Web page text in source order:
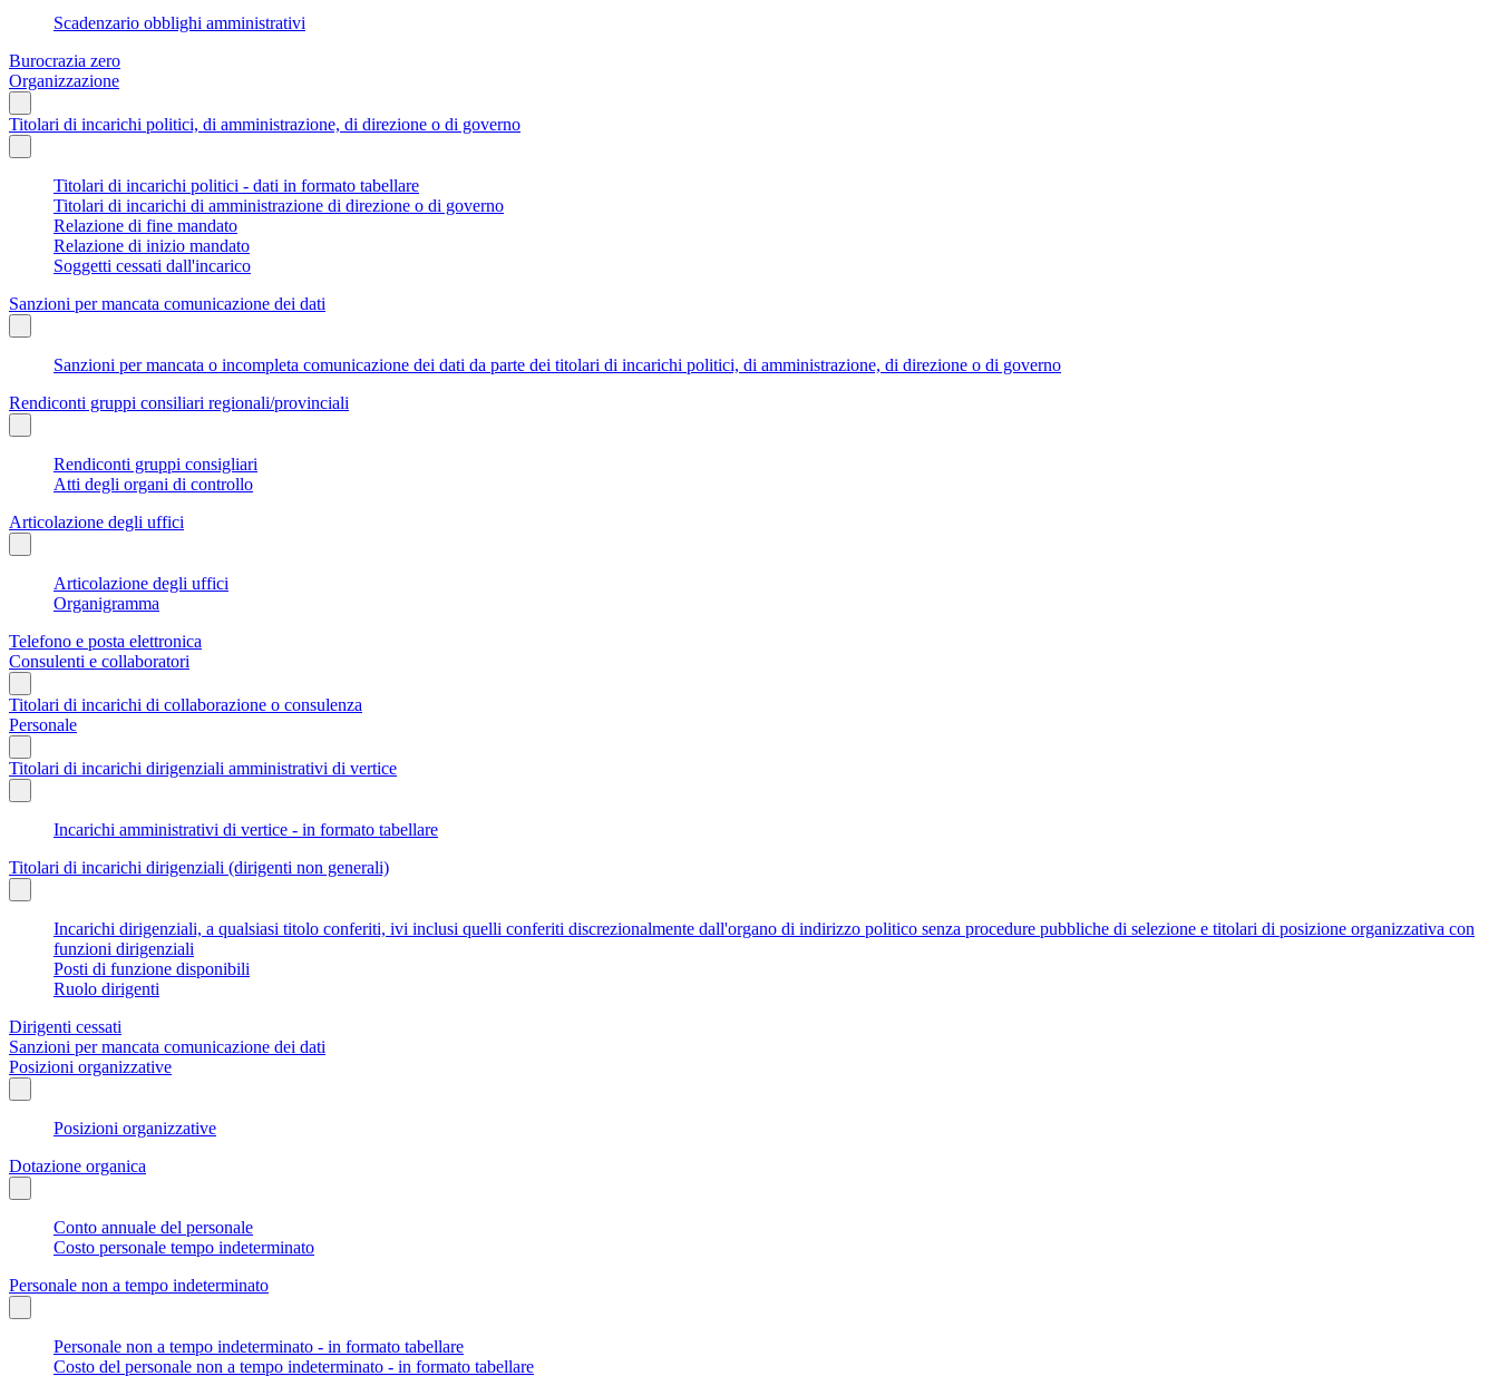
Scadenzario obblighi amministrativi
Burocrazia zero
Organizzazione
Titolari di incarichi politici, di amministrazione, di direzione o di governo
Titolari di incarichi politici - dati in formato tabellare
Titolari di incarichi di amministrazione di direzione o di governo
Relazione di fine mandato
Relazione di inizio mandato
Soggetti cessati dall'incarico
Sanzioni per mancata comunicazione dei dati
Sanzioni per mancata o incompleta comunicazione dei dati da parte dei titolari di incarichi politici, di amministrazione, di direzione o di governo
Rendiconti gruppi consiliari regionali/provinciali
Rendiconti gruppi consigliari
Atti degli organi di controllo
Articolazione degli uffici
Articolazione degli uffici
Organigramma
Telefono e posta elettronica
Consulenti e collaboratori
Titolari di incarichi di collaborazione o consulenza
Personale
Titolari di incarichi dirigenziali amministrativi di vertice
Incarichi amministrativi di vertice - in formato tabellare
Titolari di incarichi dirigenziali (dirigenti non generali)
Incarichi dirigenziali, a qualsiasi titolo conferiti, ivi inclusi quelli conferiti discrezionalmente dall'organo di indirizzo politico senza procedure pubbliche di selezione e titolari di posizione organizzativa con
funzioni dirigenziali
Posti di funzione disponibili
Ruolo dirigenti
Dirigenti cessati
Sanzioni per mancata comunicazione dei dati
Posizioni organizzative
Posizioni organizzative
Dotazione organica
Conto annuale del personale
Costo personale tempo indeterminato
Personale non a tempo indeterminato
Personale non a tempo indeterminato - in formato tabellare
Costo del personale non a tempo indeterminato - in formato tabellare